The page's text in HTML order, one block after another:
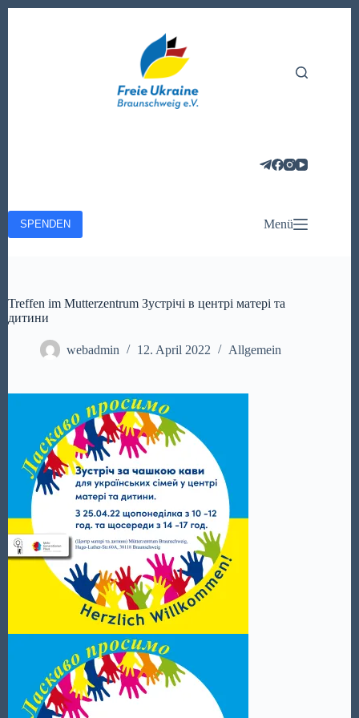
SPENDEN Menü
Treffen im Mutterzentrum Зустрічі в центрі матері та
дитини
webadmin 12. April 2022 Allgemein